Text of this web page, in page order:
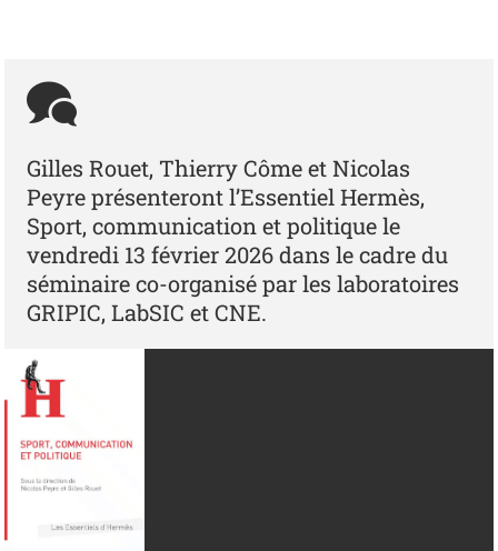
Gilles Rouet, Thierry Côme et Nicolas
Peyre présenteront l’Essentiel Hermès,
Sport, communication et politique le
vendredi 13 février 2026 dans le cadre du
séminaire co-organisé par les laboratoires
GRIPIC, LabSIC et CNE.